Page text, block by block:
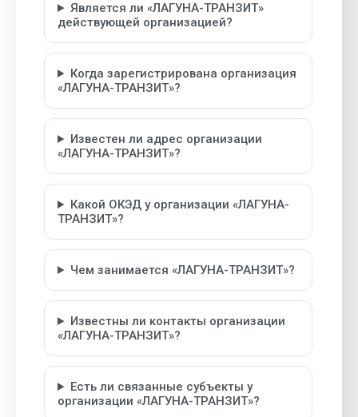
Является ли «ЛАГУНА-ТРАНЗИТ»
действующей организацией?
Когда зарегистрирована организация
«ЛАГУНА-ТРАНЗИТ»?
Известен ли адрес организации
«ЛАГУНА-ТРАНЗИТ»?
Какой ОКЭД у организации «ЛАГУНА-
ТРАНЗИТ»?
Чем занимается «ЛАГУНА-ТРАНЗИТ»?
Известны ли контакты организации
«ЛАГУНА-ТРАНЗИТ»?
Есть ли связанные субъекты у
организации «ЛАГУНА-ТРАНЗИТ»?